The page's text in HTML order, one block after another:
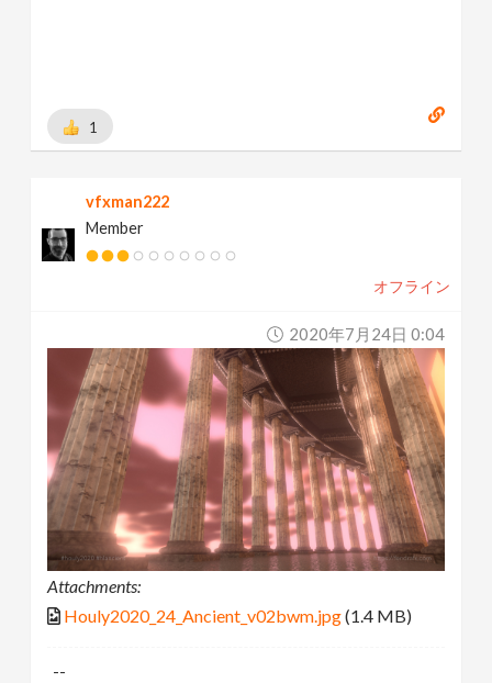
1
vfxman222
Member
オフライン
2020年7月24日 0:04
Attachments:
Houly2020_24_Ancient_v02bwm.jpg(1.4 MB)
--